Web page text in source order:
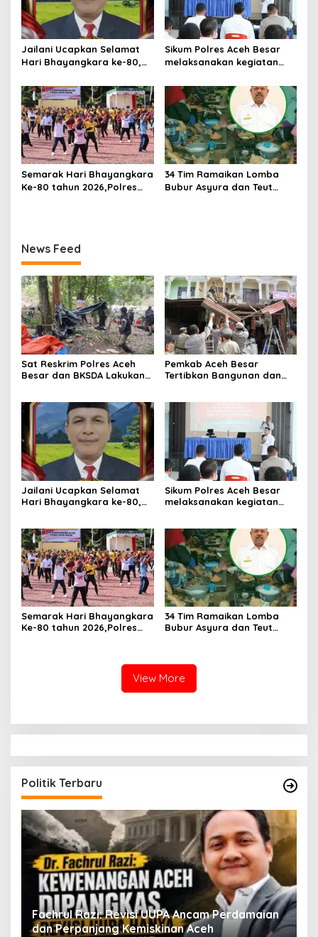
Jailani Ucapkan Selamat
Hari Bhayangkara ke-80,
Mengabdi untuk
Masyarakat
Sikum Polres Aceh Besar
melaksanakan kegiatan
Penyelidikan, Penyidikan,
dan Praperadilan Menurut
KUHP dan KUHAP Baru
Semarak Hari Bhayangkara
Ke-80 tahun 2026,Polres
34 Tim Ramaikan Lomba
Bubur Asyura dan Teut
News Feed
Sat Reskrim Polres Aceh
Besar dan BKSDA Lakukan
Emas Tanpa Izin Di
Kawasan Hutan Jantho
Pemkab Aceh Besar
Tertibkan Bangunan dan
Jailani Ucapkan Selamat
Hari Bhayangkara ke-80,
Masyarakat
Sikum Polres Aceh Besar
melaksanakan kegiatan
dan Praperadilan Menurut
KUHP dan KUHAP Baru
Semarak Hari Bhayangkara
Ke-80 tahun 2026,Polres
34 Tim Ramaikan Lomba
Bubur Asyura dan Teut
View More
Politik Terbaru
Fachrul Razi: Revisi UUPA Ancam Perdamaian
dan Perpanjang Kemiskinan Aceh